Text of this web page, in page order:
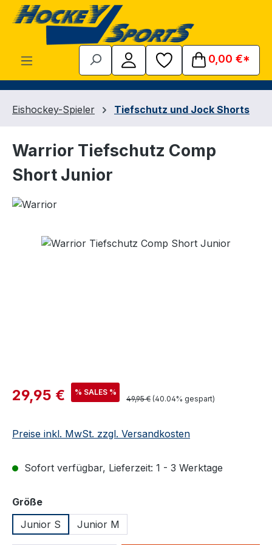
Zum Hauptinhalt springen
0,00 €*
Eishockey-Spieler Tiefschutz und Jock Shorts
Warrior Tiefschutz Comp
Short Junior
Bildergalerie überspringen
Verkaufspreis:
29,95 € % SALES %
Regulärer Preis:
49,95 € (40.04% gespart)
Preise inkl. MwSt. zzgl. Versandkosten
Sofort verfügbar, Lieferzeit: 1 - 3 Werktage
Größeauswählen
Junior S
Junior M